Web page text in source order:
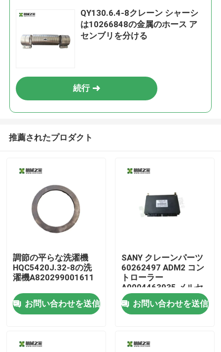
家
プロダクト
QY130.6.4-8クレーン シャーシ
は10266848の金属のホース ア
センブリを分ける
続行
推薦されたプロダクト
調節の平らな洗濯機
HQC5420J.32-8の洗
濯機A820299001611
お問い合わせを送信
SANY クレーンパーツ
60262497 ADM2 コン
トローラー
A0004463935 メルセ
デス・ベンツ
お問い合わせを送信